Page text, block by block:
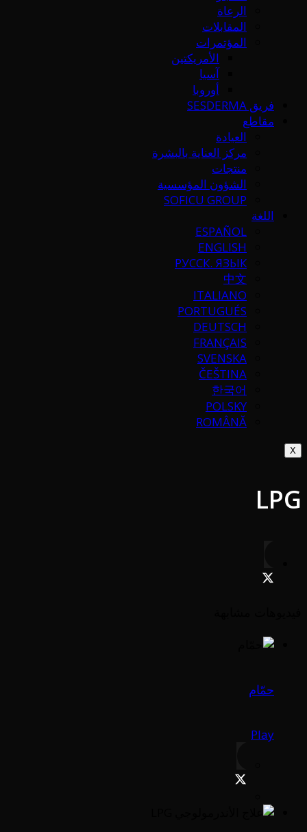
الرعاة
المقابلات
المؤتمرات
الأمريكتين
آسيا
أوروبا
فريق SESDERMA
مقاطع
العيادة
مركز العناية بالبشرة
منتجات
الشؤون المؤسسية
SOFICU GROUP
اللغة
ESPAÑOL
ENGLISH
РУССК. ЯЗЫК
中文
ITALIANO
PORTUGUÉS
DEUTSCH
FRANÇAIS
SVENSKA
ČEŠTINA
한국어
POLSKY
ROMÂNĂ
X
LPG
حمّام
Play